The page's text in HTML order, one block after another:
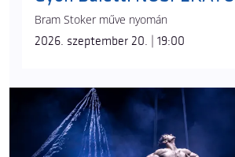
Bram Stoker műve nyomán
2026. szeptember 20. | 19:00